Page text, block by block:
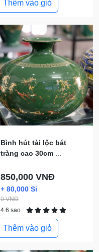
Thêm vào giỏ
Bình hút tài lộc bát
tràng cao 30cm
850,000 VNĐ
+ 80,000 Si
0 VNĐ
4.6 sao
Thêm vào giỏ